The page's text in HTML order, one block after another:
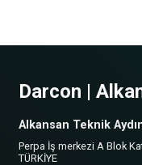
Darcon |
Alkansan Teknik
Perpa İş merkezi A Blok
TÜRKİYE